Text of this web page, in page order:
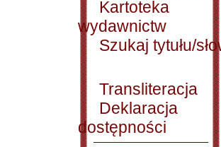
Kartoteka
wydawnictw
Szukaj tytułu/
Transliteracja
Deklaracja
dostępności